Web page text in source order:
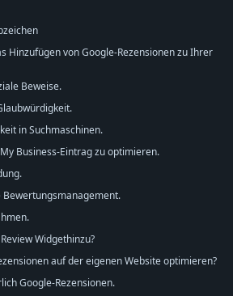
Hinzufügen von Google-Rezensionen zu Ihrer
Beweise.
in Suchmaschinen.
Business-Eintrag zu optimieren.
Widgethinzu?
auf der eigenen Website optimieren?
Google-Rezensionen.